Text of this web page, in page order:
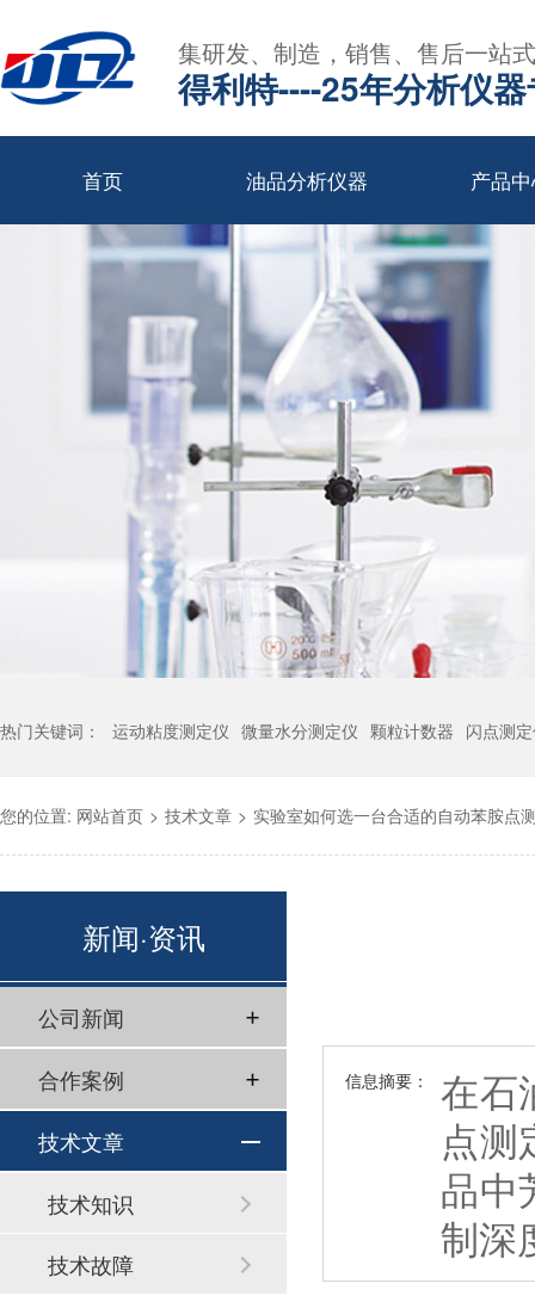
集研发、制造，销售、售后一站
得利特----25年分析仪
首页 油品分析仪器 产品
热门关键词： 运动粘度测定仪 微量水分测定仪 颗粒计数器 闪点测
您的位置: 网站首页 > 技术文章 > 实验室如何选一台合适的自动苯胺点
信息摘要：
在石
点测
品中
制深
新闻·资讯
公司新闻
合作案例
技术文章
技术知识
技术故障